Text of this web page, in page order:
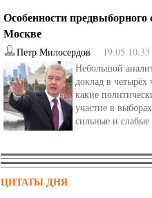
Особенности предвыборного
Москве
Петр Милосердов 19.05
Небольшой
доклад в четырёх
какие
участие в
сильные и
ЦИТАТЫ ДНЯ